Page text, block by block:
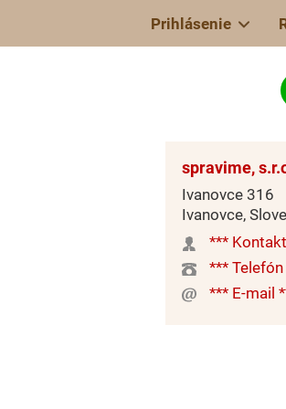
Prihlásenie
spravime,
Ivanovce 316
Ivanovce,
***
***
*** E-mail